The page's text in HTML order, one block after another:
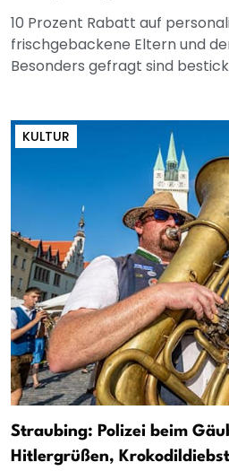
10 Prozent Rabatt auf
frischgebackene Eltern und
Besonders gefragt sind
KULTUR
Straubing: Polizei beim
Hitlergrüßen,